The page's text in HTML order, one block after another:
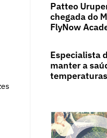
Patteo
chegada do
FlyNow
Especialista
manter a
temperaturas